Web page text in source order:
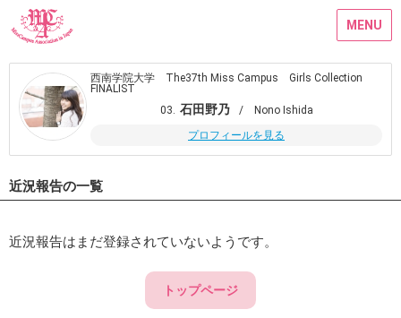
MENU
西南学院大学 The37th Miss Campus Girls Collection
FINALIST
03. 石田野乃
/ Nono Ishida
プロフィールを見る
近況報告の一覧
近況報告はまだ登録されていないようです。
トップページ